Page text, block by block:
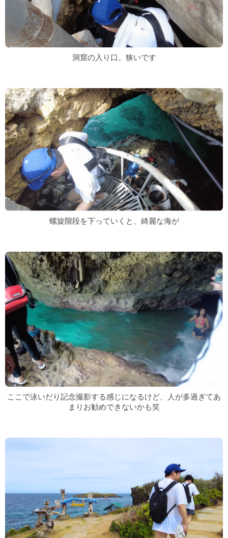
洞窟の入り口。狭いです
螺旋階段を下っていくと、綺麗な海が
ここで泳いだり記念撮影する感じになるけど、人が多過ぎてあ
まりお勧めできないかも笑